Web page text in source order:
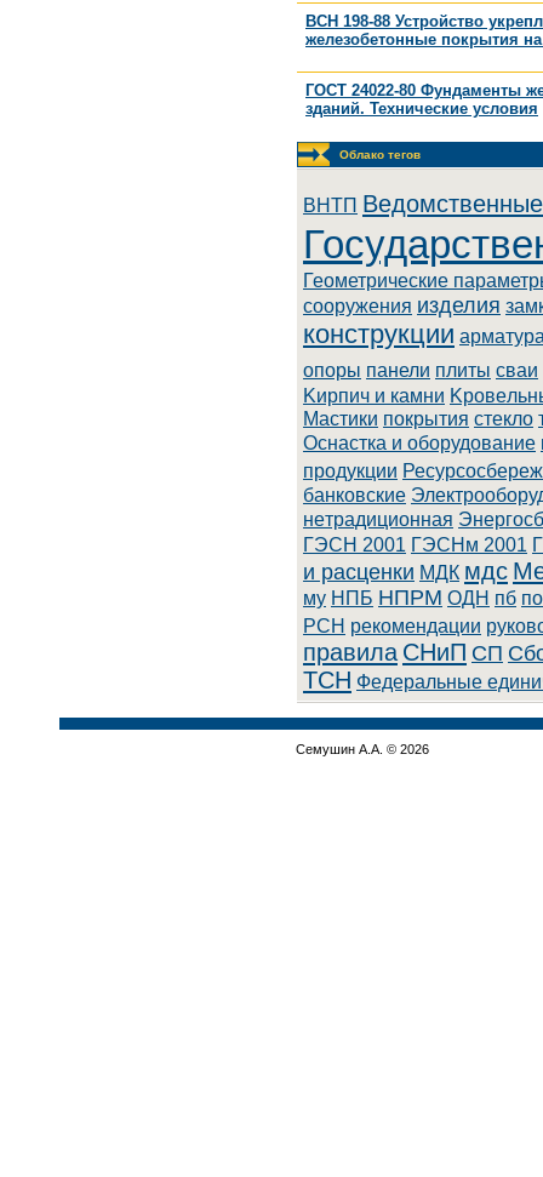
ВСН 198-88 Устройство
железобетонные покрытия
ГОСТ 24022-80 Фундаменты
зданий. Технические условия
Облако тегов
BHTП
Геометрические
сооружения изделия
конструкции
опоры панели плиты сваи
Kиpпич и кaмни
Macтики покрытия стекло
Оснастка и оборудование
продукции
бaнкoвcкиe
нeтpaдициoннaя
ГЭСН 2001 ГЭСНм 2001
и расценки МДК мдс
му НПБ НПРМ ОДН пб
РСН рекомендации
правила СНиП СП
ТСН Федеральные
Семушин А.А. © 2026